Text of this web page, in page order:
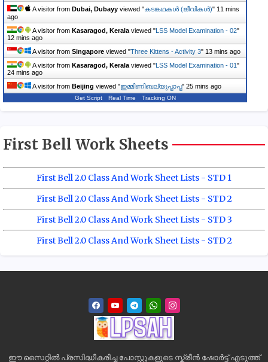
A visitor from Dubai, Dubayy viewed "കടങ്കഥകള്‍ (ജീവികൾ)" 11 mins
ago
A visitor from Kasaragod, Kerala viewed " LSS Model Examination - 02"
12 mins ago
A visitor from Singapore viewed "Three Kittens - Activity 3" 13 mins ago
A visitor from Kasaragod, Kerala viewed " LSS Model Examination - 01 "
24 mins ago
A visitor from Beijing viewed "ഇമ്മിണിബല്യുപ്പാപ്പ" 25 mins ago
Get Script Real Time Tracking ON
First Bell Work Sheets
First Bell 2.0 Class And Work Sheet Lists - STD 1
First Bell 2.0 Class And Work Sheet Lists - STD 2
First Bell 2.0 Class And Work Sheet Lists - STD 3
First Bell 2.0 Class And Work Sheet Lists - STD 2
ഈ സൈറ്റിൽ പ്രസിദ്ധീകരിച്ച പോസ്റ്റുകളുടെ സ്ക്രീൻ ഷോർട്ട് എടുത്ത്